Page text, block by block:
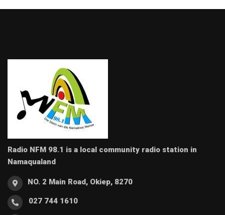
Radio NFM 98.1 is a local community radio station in
Namaqualand
NO. 2 Main Road, Okiep, 8270
027 744 1610